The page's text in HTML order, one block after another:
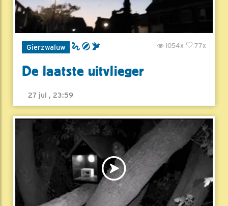
Gierzwaluw 77x
1054x
De laatste uitvlieger
27 jul , 23:59